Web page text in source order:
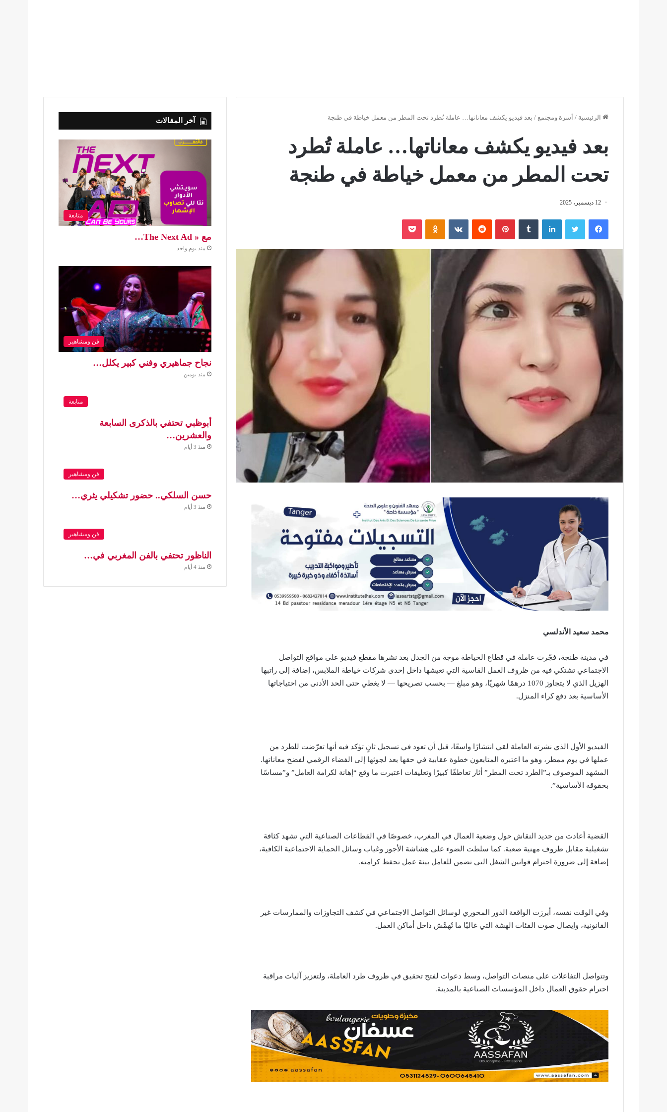
الرئيسية / أسرة ومجتمع / بعد فيديو يكشف معاناتها… عاملة تُطرد تحت المطر من معمل خياطة في طنجة
بعد فيديو يكشف معاناتها… عاملة تُطرد
تحت المطر من معمل خياطة في طنجة
12 ديسمبر، 2025
فيسبوك تويتر لينكدإن بينتيريست Odnoklassniki
بوكيت
محمد سعيد الأندلسي
في مدينة طنجة، فجّرت عاملة في قطاع الخياطة موجة من الجدل بعد نشرها مقطع فيديو على مواقع التواصل
الاجتماعي تشتكي فيه من ظروف العمل القاسية التي تعيشها داخل إحدى شركات خياطة الملابس، إضافة إلى راتبها
الهزيل الذي لا يتجاوز 1070 درهمًا شهريًا، وهو مبلغ — بحسب تصريحها — لا يغطي حتى الحد الأدنى من احتياجاتها
الأساسية بعد دفع كراء المنزل.
الفيديو الأول الذي نشرته العاملة لقي انتشارًا واسعًا، قبل أن تعود في تسجيل ثانٍ تؤكد فيه أنها تعرّضت للطرد من
عملها في يوم ممطر، وهو ما اعتبره المتابعون خطوة عقابية في حقها بعد لجوئها إلى الفضاء الرقمي لفضح معاناتها.
المشهد الموصوف بـ”الطرد تحت المطر” أثار تعاطفًا كبيرًا وتعليقات اعتبرت ما وقع “إهانة لكرامة العامل” و”مساسًا
بحقوقه الأساسية”.
القضية أعادت من جديد النقاش حول وضعية العمال في المغرب، خصوصًا في القطاعات الصناعية التي تشهد كثافة
تشغيلية مقابل ظروف مهنية صعبة. كما سلطت الضوء على هشاشة الأجور وغياب وسائل الحماية الاجتماعية الكافية،
إضافة إلى ضرورة احترام قوانين الشغل التي تضمن للعامل بيئة عمل تحفظ كرامته.
وفي الوقت نفسه، أبرزت الواقعة الدور المحوري لوسائل التواصل الاجتماعي في كشف التجاوزات والممارسات غير
القانونية، وإيصال صوت الفئات الهشة التي غالبًا ما تُهمَّش داخل أماكن العمل.
وتتواصل التفاعلات على منصات التواصل، وسط دعوات لفتح تحقيق في ظروف طرد العاملة، ولتعزيز آليات مراقبة
احترام حقوق العمال داخل المؤسسات الصناعية بالمدينة.
آخر المقالات
متابعة
مع « The Next Ad…
منذ يوم واحد
فن ومشاهير
نجاح جماهيري وفني كبير يكلل…
منذ يومين
متابعة
أبوظبي تحتفي بالذكرى السابعة
والعشرين…
منذ 3 أيام
فن ومشاهير
حسن السلكي.. حضور تشكيلي يثري…
منذ 3 أيام
فن ومشاهير
الناظور تحتفي بالفن المغربي في…
منذ 4 أيام